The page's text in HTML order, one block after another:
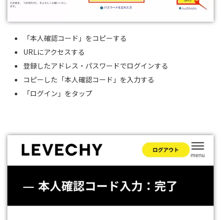
「本人確認コード」をコピーする
URLにアクセスする
登録したアドレス・パスワードでログインする
コピーした「本人確認コード」を入力する
「ログイン」をタップ